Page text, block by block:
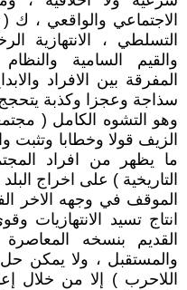
الاجتماعي والواقعي ، ك
التسلطي ، الانتهازية
والقيم السامية
المفرقة بين الافراد
سذاجة وعجزا وكذبة
وهو التشوه الكامل (
الزيف قولا وخطابا
ما يظهر من افراد
التاريخية ) على اخراج
الموقف في وجهه الاخر
انتاج تسيد الانتهازيات
القديم بنسخه
والمستقبل ، ولا يمكن
اللاحرب ) إلا من خلال